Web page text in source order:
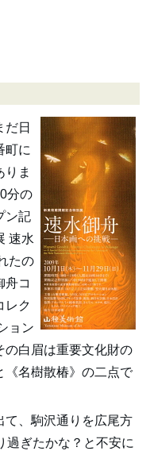
だ日
町に
りま
分の
ン記
速水
たの
舟コ
レク
ョン
の白眉は重要文化財の
《名樹散椿》の二点で
て、駒沢通りを広尾方
過ぎたかな？と不安に